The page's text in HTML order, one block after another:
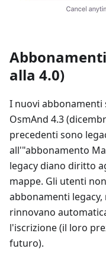
alla 4.0)
I nuovi
OsmAnd 4.3
precedenti sono
all'"abbonamento
legacy diano diritto
mappe. Gli utenti
abbonamenti
rinnovano
l'iscrizione (il loro
futuro).